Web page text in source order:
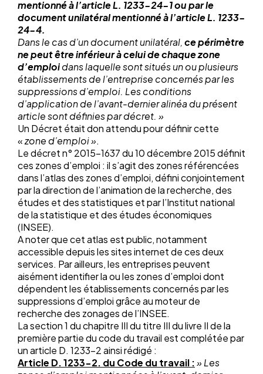
mentionné à l’article L. 1233-24-1 ou par le
document unilatéral mentionné à l’article L. 1233-
24-4.
Dans le cas d’un document unilatéral,ce périmètre
ne peut être inférieur à celui de chaque zone
d’emploidans laquelle sont situés un ou plusieurs
établissements de l’entreprise concernés par les
suppressions d’emploi. Les conditions
d’application de l’avant-dernier alinéa du présent
article sont définies par décret. »
Un Décret était don attendu pour définir cette
«zone d’emploi ».
Le décret n° 2015-1637 du 10 décembre 2015 définit
ces zones d’emploi : il s’agit des zones référencées
dans l’atlas des zones d’emploi, défini conjointement
par la direction de l’animation de la recherche, des
études et des statistiques et par l’Institut national
de la statistique et des études économiques
(INSEE).
A noter que cet atlas est public, notamment
accessible depuis les sites internet de ces deux
services. Par ailleurs, les entreprises peuvent
aisément identifier la ou les zones d’emploi dont
dépendent les établissements concernés par les
suppressions d’emploi grâce au moteur de
recherche des zonages de l’INSEE.
La section 1 du chapitre III du titre III du livre II de la
première partie du code du travail est complétée par
un article D. 1233-2 ainsi rédigé :
Article D. 1233-2. du Code du travail :» Les